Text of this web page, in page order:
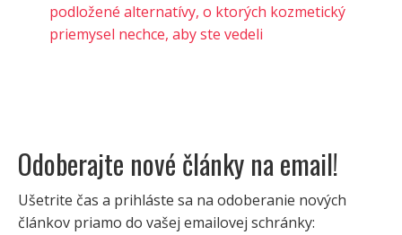
podložené alternatívy, o ktorých kozmetický
priemysel nechce, aby ste vedeli
Odoberajte nové články na email!
Ušetrite čas a prihláste sa na odoberanie nových
článkov priamo do vašej emailovej schránky: